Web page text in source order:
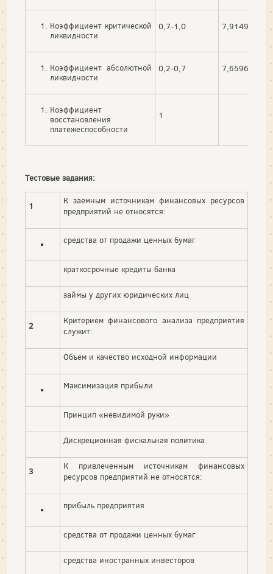
Коэффициент критической
ликвидности
0,7-1,0 7,9149
Коэффициент абсолютной
ликвидности
0,2-0,7 7,6596
Коэффициент
восстановления
платежеспособности
1
Тестовые задания:
1
К заемным источникам финансовых ресурсов
предприятий не относятся:
средства от продажи ценных бумаг
краткосрочные кредиты банка
займы у других юридических лиц
2
Критерием финансового анализа предприятия
служит:
Объем и качество исходной информации
Максимизация прибыли
Принцип «невидимой руки»
Дискреционная фискальная политика
3
К привлеченным источникам финансовых
ресурсов предприятий не относятся:
прибыль предприятия
средства от продажи ценных бумаг
средства иностранных инвесторов